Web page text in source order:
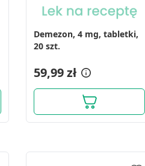
Demezon, 4 mg, tabletki,
20 szt.
59,99 zł